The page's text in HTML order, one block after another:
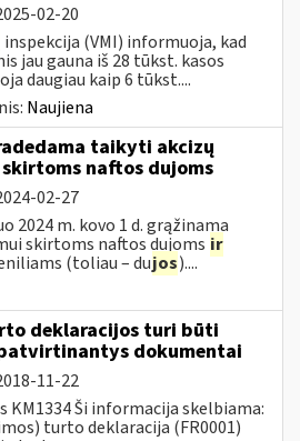
02-20
inspekcija (VMI) informuoja, kad
jau gauna iš 28 tūkst. kasos
daugiau kaip 6 tūkst....
Naujiena
taikyti akcizų
naftos dujoms
02-27
2024 m. kovo 1 d. grąžinama
skirtoms naftos dujoms ir
(toliau – dujos)....
deklaracijos turi būti
dokumentai
11-22
KM1334 Ši informacija skelbiama:
turto deklaracija (FR0001)